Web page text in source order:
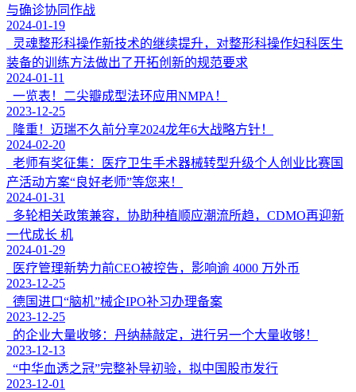
与确诊协同作战
2024-01-19
灵魂整形科操作新技术的继续提升，对整形科操作妇科医生
装备的训练方法做出了开拓创新的规范要求
2024-01-11
一览表！二尖瓣成型法环应用NMPA！
2023-12-25
隆重！迈瑞不久前分享2024龙年6大战略方针！
2024-02-20
老师有奖征集：医疗卫生手术器械转型升级个人创业比赛国
产活动方案“良好老师”等您来！
2024-01-31
多轮相关政策兼容，协助种植顺应潮流所趋，CDMO再迎新
一代成长 机
2024-01-29
医疗管理新势力前CEO被控告，影响逾 4000 万外币
2023-12-25
德国进口“脑机”械企IPO补习办理备案
2023-12-25
的企业大量收够：丹纳赫敲定，进行另一个大量收够！
2023-12-13
“中华血透之冠”完整补导初验，拟中国股市发行
2023-12-01